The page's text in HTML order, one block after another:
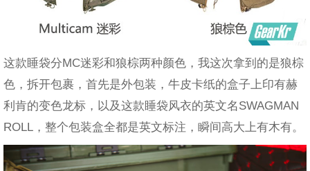
这款睡袋分MC迷彩和狼棕两种颜色，我这次拿到的是狼棕
色，拆开包裹，首先是外包装，牛皮卡纸的盒子上印有赫
利肯的变色龙标，以及这款睡袋风衣的英文名SWAGMAN
ROLL，整个包装盒全都是英文标注，瞬间高大上有木有。